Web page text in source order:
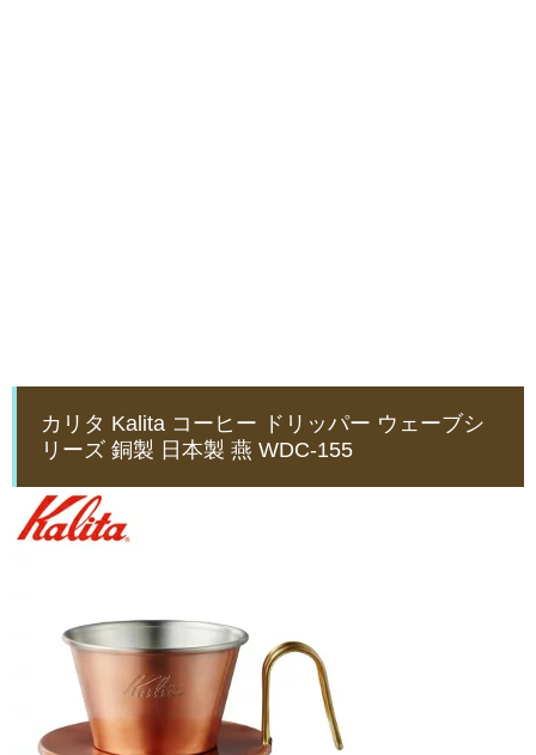
カリタ Kalita コーヒー ドリッパー ウェーブシ
リーズ 銅製 日本製 燕 WDC-155